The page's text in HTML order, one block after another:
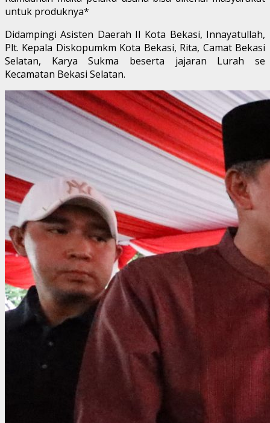
untuk produknya*
Didampingi Asisten Daerah II Kota Bekasi, Innayatullah,
Plt. Kepala Diskopumkm Kota Bekasi, Rita, Camat Bekasi
Selatan, Karya Sukma beserta jajaran Lurah se
Kecamatan Bekasi Selatan.